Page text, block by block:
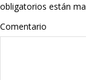
Listas
obligatorios están
Comentario